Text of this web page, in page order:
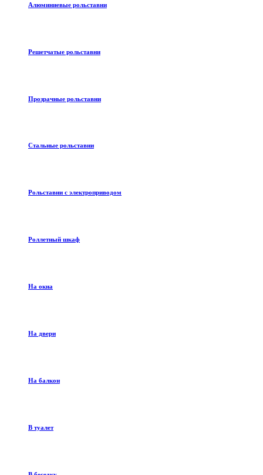
Алюминиевые рольставни
Решетчатые рольставни
Прозрачные рольставни
Стальные рольставни
Рольставни с электроприводом
Роллетный шкаф
На окна
На двери
На балкон
В туалет